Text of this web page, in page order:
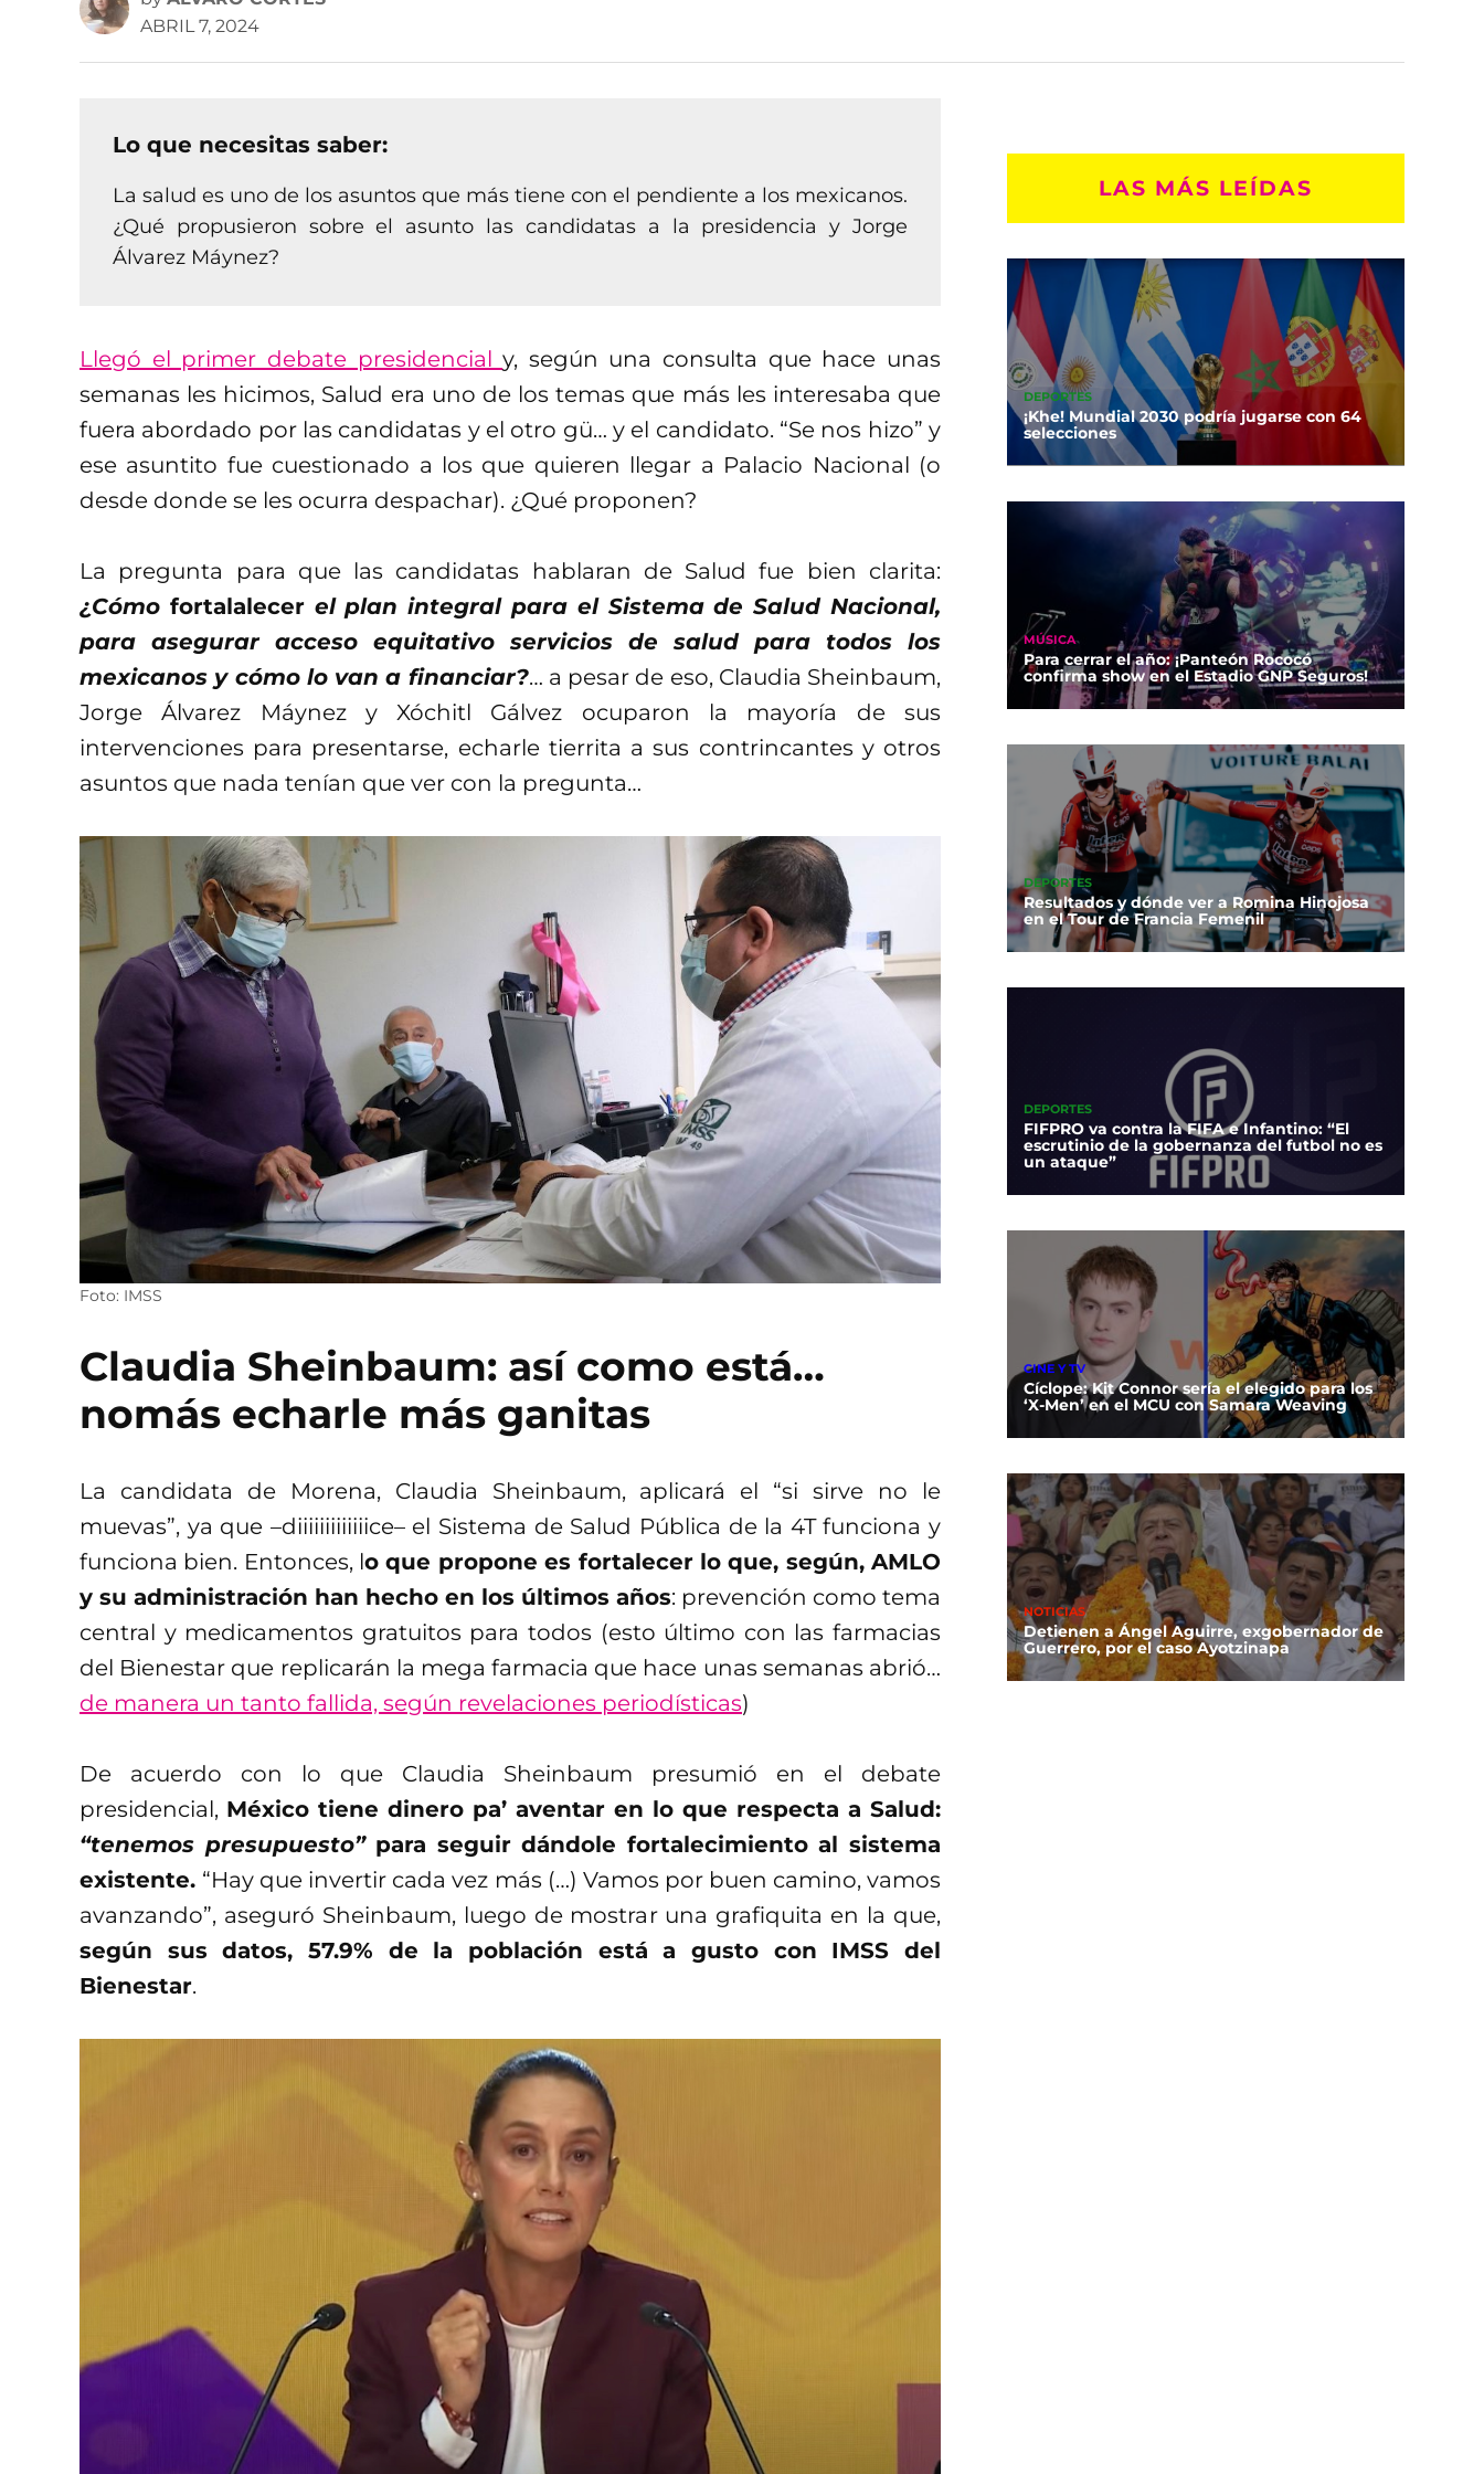
ABRIL 7, 2024
Lo que necesitas saber:
La salud es uno de los asuntos que más tiene con el pendiente a los mexicanos.
¿Qué propusieron sobre el asunto las candidatas a la presidencia y Jorge
Álvarez Máynez?
Llegó el primer debate presidencialy, según una consulta que hace unas
semanas les hicimos, Salud era uno de los temas que más les interesaba que
fuera abordado por las candidatas y el otro gü… y el candidato. “Se nos hizo” y
ese asuntito fue cuestionado a los que quieren llegar a Palacio Nacional (o
desde donde se les ocurra despachar). ¿Qué proponen?
La pregunta para que las candidatas hablaran de Salud fue bien clarita:
¿Cómo fortalalecerel plan integral para el Sistema de Salud Nacional,
para asegurar acceso equitativo servicios de salud para todos los
mexicanos y cómo lo van a financiar?… a pesar de eso, Claudia Sheinbaum,
Jorge Álvarez Máynez y Xóchitl Gálvez ocuparon la mayoría de sus
intervenciones para presentarse, echarle tierrita a sus contrincantes y otros
asuntos que nada tenían que ver con la pregunta…
Foto: IMSS
Claudia Sheinbaum: así como está…
nomás echarle más ganitas
La candidata de Morena, Claudia Sheinbaum, aplicará el “si sirve no le
muevas”, ya que –diiiiiiiiiiiiice– el Sistema de Salud Pública de la 4T funciona y
funciona bien. Entonces, lo que propone es fortalecer lo que, según, AMLO
y su administración han hecho en los últimos años: prevención como tema
central y medicamentos gratuitos para todos (esto último con las farmacias
del Bienestar que replicarán la mega farmacia que hace unas semanas abrió…
de manera un tanto fallida, según revelaciones periodísticas)
De acuerdo con lo que Claudia Sheinbaum presumió en el debate
presidencial, México tiene dinero pa’ aventar en lo que respecta a Salud:
“tenemos presupuesto”para seguir dándole fortalecimiento al sistema
existente. “Hay que invertir cada vez más (…) Vamos por buen camino, vamos
avanzando”, aseguró Sheinbaum, luego de mostrar una grafiquita en la que,
según sus datos, 57.9% de la población está a gusto con IMSS del
Bienestar.
LAS MÁS LEÍDAS
DEPORTES
¡Khe! Mundial 2030 podría jugarse con 64
selecciones
MÚSICA
Para cerrar el año: ¡Panteón Rococó
confirma show en el Estadio GNP Seguros!
DEPORTES
Resultados y dónde ver a Romina Hinojosa
en el Tour de Francia Femenil
DEPORTES
FIFPRO va contra la FIFA e Infantino: “El
escrutinio de la gobernanza del futbol no es
un ataque”
CINE Y TV
Cíclope: Kit Connor sería el elegido para los
‘X-Men’ en el MCU con Samara Weaving
NOTICIAS
Detienen a Ángel Aguirre, exgobernador de
Guerrero, por el caso Ayotzinapa